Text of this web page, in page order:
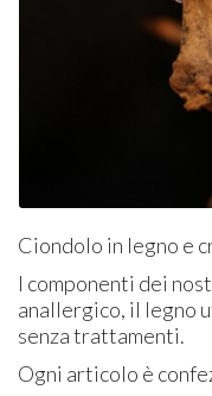
Ciondolo in legno e
I componenti dei
anallergico, il legno
senza trattamenti.
Ogni articolo è